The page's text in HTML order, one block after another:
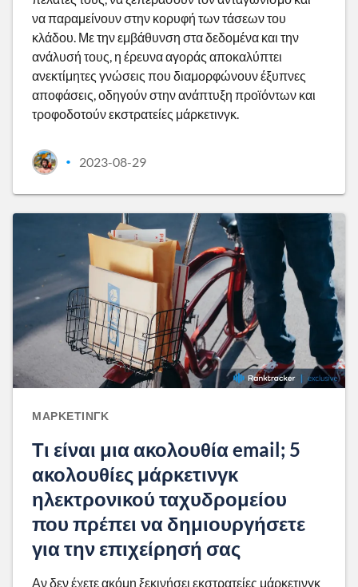
να παραμείνουν στην κορυφή των τάσεων του
κλάδου. Με την εμβάθυνση στα δεδομένα και την
ανάλυσή τους, η έρευνα αγοράς αποκαλύπτει
ανεκτίμητες γνώσεις που διαμορφώνουν έξυπνες
αποφάσεις, οδηγούν στην ανάπτυξη προϊόντων και
τροφοδοτούν εκστρατείες μάρκετινγκ.
• 2023-08-29
ΜΆΡΚΕΤΙΝΓΚ
Τι είναι μια ακολουθία email; 5
ακολουθίες μάρκετινγκ
ηλεκτρονικού ταχυδρομείου
που πρέπει να δημιουργήσετε
για την επιχείρησή σας
Αν δεν έχετε ακόμη ξεκινήσει εκστρατείες μάρκετινγκ